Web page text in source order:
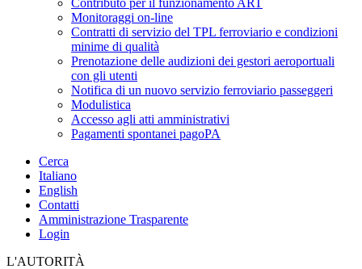
Contributo per il funzionamento ART
Monitoraggi on-line
Contratti di servizio del TPL ferroviario e condizioni
minime di qualità
Prenotazione delle audizioni dei gestori aeroportuali
con gli utenti
Notifica di un nuovo servizio ferroviario passeggeri
Modulistica
Accesso agli atti amministrativi
Pagamenti spontanei pagoPA
Cerca
Italiano
English
Contatti
Amministrazione Trasparente
Login
L'AUTORITÀ